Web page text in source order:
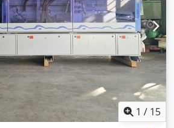
Radius scraper R2 pneumatically
- Polishing brushes - Control
Working height adjustable via
8 - 50 mm Edge material
Feed speed: 11 m/min Total length
mm Total weight: 2660 kg Very
functional!
1 / 15